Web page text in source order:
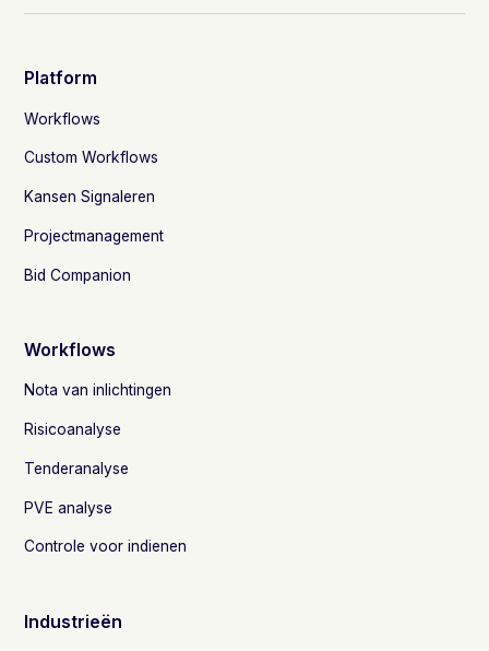
Platform
Workflows
Custom Workflows
Kansen Signaleren
Projectmanagement
Bid Companion
Workflows
Nota van inlichtingen
Risicoanalyse
Tenderanalyse
PVE analyse
Controle voor indienen
Industrieën